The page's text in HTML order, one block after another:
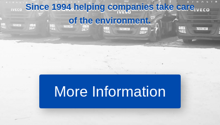
Since 1994 helping companies take care
of the environment.
More Information